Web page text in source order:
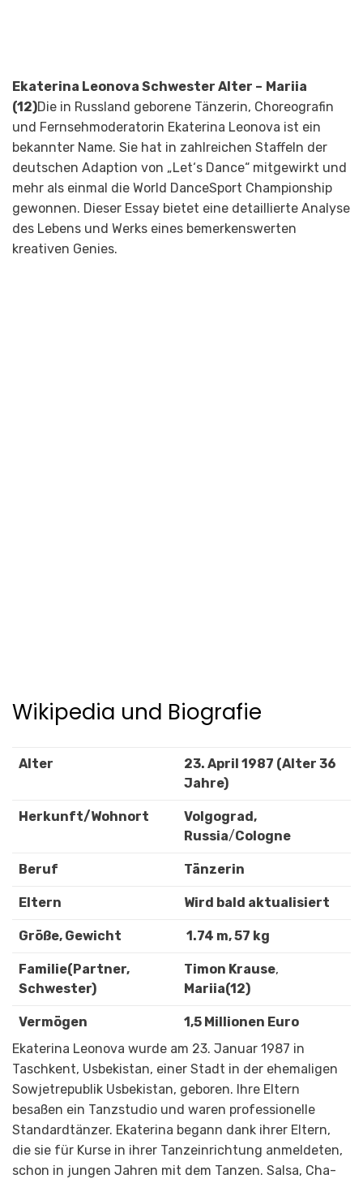
Ekaterina Leonova Schwester Alter – Mariia
(12)Die in Russland geborene Tänzerin, Choreografin
und Fernsehmoderatorin Ekaterina Leonova ist ein
bekannter Name. Sie hat in zahlreichen Staffeln der
deutschen Adaption von „Let‘s Dance“ mitgewirkt und
mehr als einmal die World DanceSport Championship
gewonnen. Dieser Essay bietet eine detaillierte Analyse
des Lebens und Werks eines bemerkenswerten
kreativen Genies.
Wikipedia und Biografie
Alter
23. April 1987 (Alter 36
Jahre)
Herkunft/Wohnort
Volgograd,
Russia/Cologne
Beruf Tänzerin
Eltern Wird bald aktualisiert
Größe, Gewicht 1.74 m, 57 kg
Familie(Partner,
Schwester)
Timon Krause,
Mariia(12)
Vermögen
1,5 Millionen Euro
Ekaterina Leonova wurde am 23. Januar 1987 in
Taschkent, Usbekistan, einer Stadt in der ehemaligen
Sowjetrepublik Usbekistan, geboren. Ihre Eltern
besaßen ein Tanzstudio und waren professionelle
Standardtänzer. Ekaterina begann dank ihrer Eltern,
die sie für Kurse in ihrer Tanzeinrichtung anmeldeten,
schon in jungen Jahren mit dem Tanzen. Salsa, Cha-